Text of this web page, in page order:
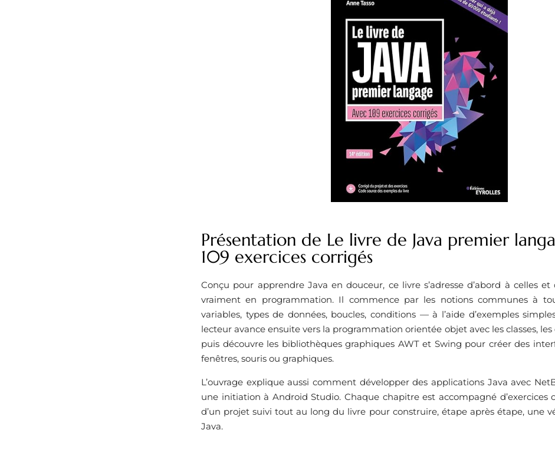
Présentation de Le livre de Java premier
109 exercices corrigés
Conçu pour apprendre Java en douceur, ce livre s’adresse d’abord à celles
vraiment en programmation. Il commence par les notions communes à
variables, types de données, boucles, conditions — à l’aide d’exemples
lecteur avance ensuite vers la programmation orientée objet avec les classes, les
puis découvre les bibliothèques graphiques AWT et Swing pour créer des
fenêtres, souris ou graphiques.
L’ouvrage explique aussi comment développer des applications Java avec
une initiation à Android Studio. Chaque chapitre est accompagné d’exercices
d’un projet suivi tout au long du livre pour construire, étape après étape, une
Java.